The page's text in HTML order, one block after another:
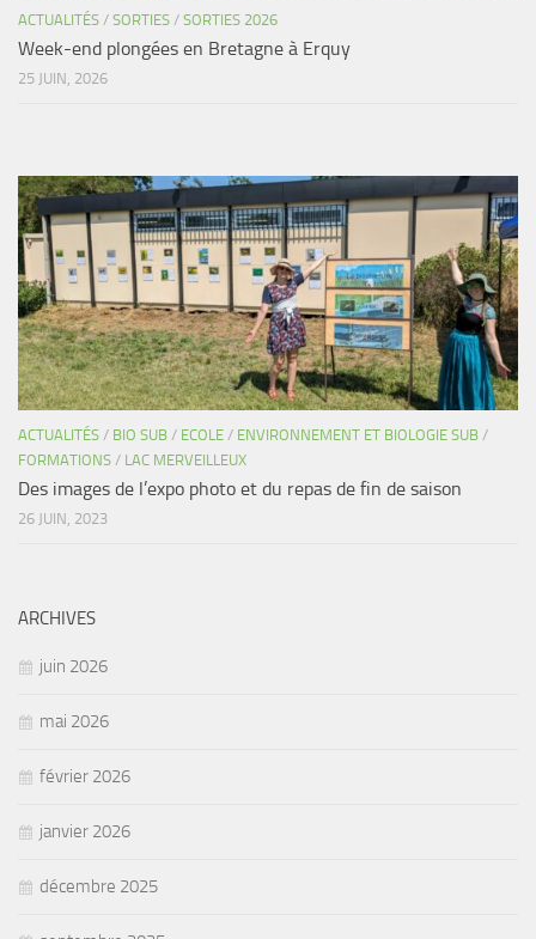
ACTUALITÉS / SORTIES / SORTIES 2026
Week-end plongées en Bretagne à Erquy
25 JUIN, 2026
ACTUALITÉS / BIO SUB / ECOLE / ENVIRONNEMENT ET BIOLOGIE SUB /
FORMATIONS / LAC MERVEILLEUX
Des images de l’expo photo et du repas de fin de saison
26 JUIN, 2023
ARCHIVES
juin 2026
mai 2026
février 2026
janvier 2026
décembre 2025